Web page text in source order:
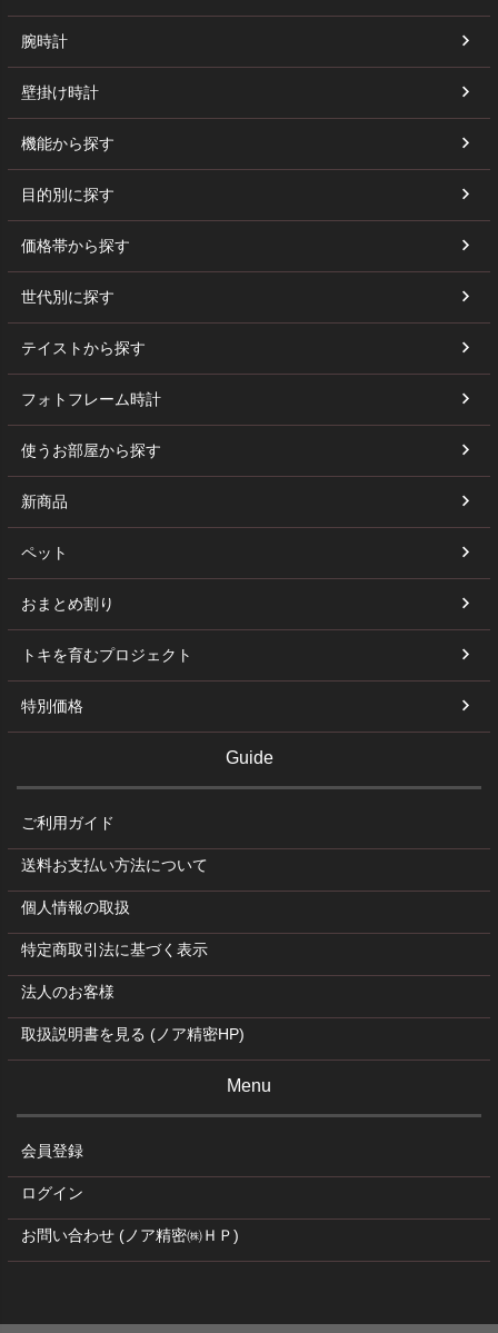
腕時計
壁掛け時計
機能から探す
目的別に探す
価格帯から探す
世代別に探す
テイストから探す
フォトフレーム時計
使うお部屋から探す
新商品
ペット
おまとめ割り
トキを育むプロジェクト
特別価格
Guide
ご利用ガイド
送料お支払い方法について
個人情報の取扱
特定商取引法に基づく表示
法人のお客様
取扱説明書を見る (ノア精密HP)
Menu
会員登録
ログイン
お問い合わせ (ノア精密㈱ＨＰ)